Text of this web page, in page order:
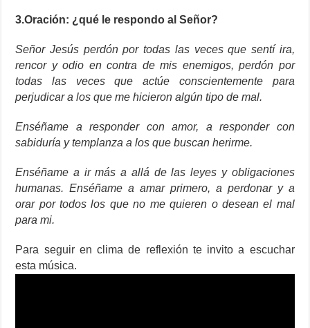
3.Oración: ¿qué le respondo al Señor?
Señor Jesús perdón por todas las veces que sentí ira,
rencor y odio en contra de mis enemigos, perdón por
todas las veces que actúe conscientemente para
perjudicar a los que me hicieron algún tipo de mal.
Enséñame a responder con amor, a responder con
sabiduría y templanza a los que buscan herirme.
Enséñame a ir más a allá de las leyes y obligaciones
humanas. Enséñame a amar primero, a perdonar y a
orar por todos los que no me quieren o desean el mal
para mi.
Para seguir en clima de reflexión te invito a escuchar
esta música.